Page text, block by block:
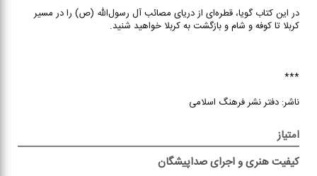
در این کتاب گویا، قطره‌ای از دریای مصائب آل‌ رسول‌‌‌الله (ص) را در مسیر
کربلا تا کوفه و شام و بازگشت به کربلا خواهید شنید.
***
ناشر: دفتر نشر فرهنگ اسلامی
امتیاز
کیفیت هنری و اجرای صداپیشگان